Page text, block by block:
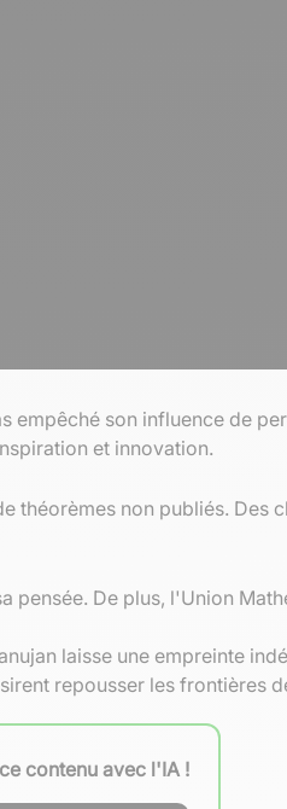
son influence de
et innovation.
théorèmes non publiés.
De plus, l'Union
laisse une empreinte
repousser les frontières
contenu avec l'IA !